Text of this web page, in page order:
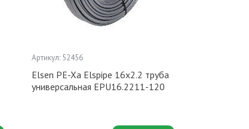
Артикул: 52456
Elsen PE-Xa Elspipe 16x2.2 труба
универсальная EPU16.2211-120